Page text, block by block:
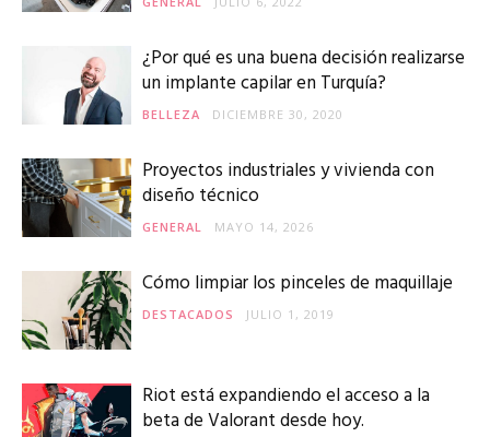
¿Por qué es una buena decisión realizarse
un implante capilar en Turquía?
BELLEZA DICIEMBRE 30, 2020
Proyectos industriales y vivienda con
diseño técnico
GENERAL MAYO 14, 2026
Cómo limpiar los pinceles de maquillaje
DESTACADOS JULIO 1, 2019
Riot está expandiendo el acceso a la
beta de Valorant desde hoy.